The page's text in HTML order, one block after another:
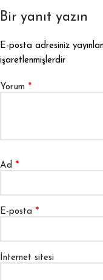
Bir yanıt yazın
E-posta adresiniz
işaretlenmişlerdir
Yorum *
Ad *
E-posta *
İnternet sitesi